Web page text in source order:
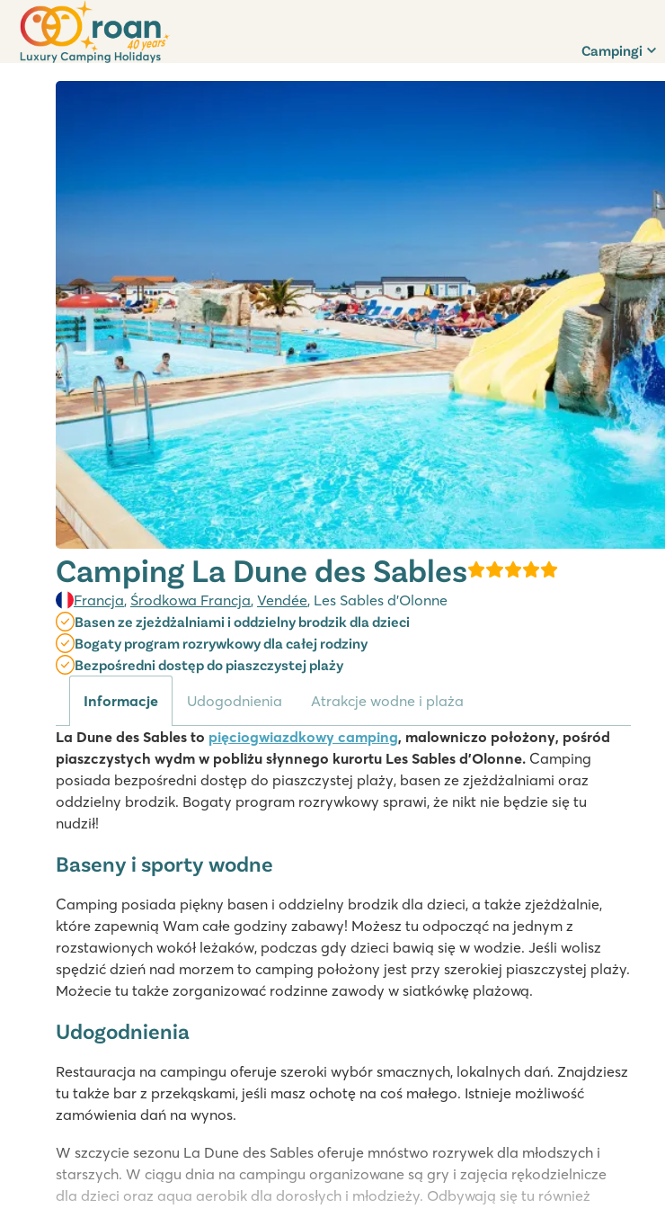
Campingi
Camping La Dune des Sables
Francja, Środkowa Francja, Vendée, Les Sables d'Olonne
Basen ze zjeżdżalniami i oddzielny brodzik dla dzieci
Bogaty program rozrywkowy dla całej rodziny
Bezpośredni dostęp do piaszczystej plaży
Informacje Udogodnienia
Atrakcje wodne i plaża
La Dune des Sables to pięciogwiazdkowy camping, malowniczo położony, pośród
piaszczystych wydm w pobliżu słynnego kurortu Les Sables d’Olonne. Camping
posiada bezpośredni dostęp do piaszczystej plaży, basen ze zjeżdżalniami oraz
oddzielny brodzik. Bogaty program rozrywkowy sprawi, że nikt nie będzie się tu
nudził!
Baseny i sporty wodne
Camping posiada piękny basen i oddzielny brodzik dla dzieci, a także zjeżdżalnie,
które zapewnią Wam całe godziny zabawy! Możesz tu odpocząć na jednym z
rozstawionych wokół leżaków, podczas gdy dzieci bawią się w wodzie. Jeśli wolisz
spędzić dzień nad morzem to camping położony jest przy szerokiej piaszczystej plaży.
Możecie tu także zorganizować rodzinne zawody w siatkówkę plażową.
Udogodnienia
Restauracja na campingu oferuje szeroki wybór smacznych, lokalnych dań. Znajdziesz
tu także bar z przekąskami, jeśli masz ochotę na coś małego. Istnieje możliwość
zamówienia dań na wynos.
W szczycie sezonu La Dune des Sables oferuje mnóstwo rozrywek dla młodszych i
starszych. W ciągu dnia na campingu organizowane są gry i zajęcia rękodzielnicze
dla dzieci oraz aqua aerobik dla dorosłych i młodzieży. Odbywają się tu również